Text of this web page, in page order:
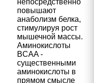
непосредственно
повышают
анаболизм белка,
стимулируя рост
мышечной массы.
Аминокислоты
BCAA -
существенными
аминокислоты в
прямом смысле